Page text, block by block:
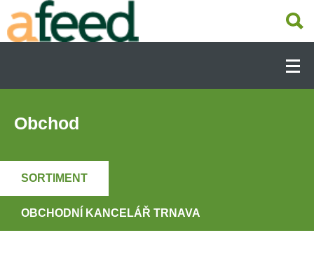
hlavnímu
(CS)
O SPOLEČNOSTI
VÝROBA KRMIV
Obchod
SORTIMENT
OBCHODNÍ KANCELÁŘ TRNAVA